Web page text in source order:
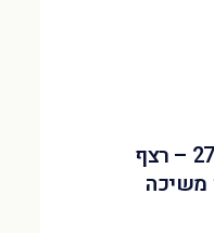
חזק בעו״ש 27/07/2026 – רצף
משיכה